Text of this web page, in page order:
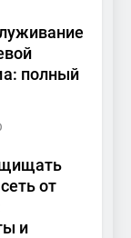
полный
от
и